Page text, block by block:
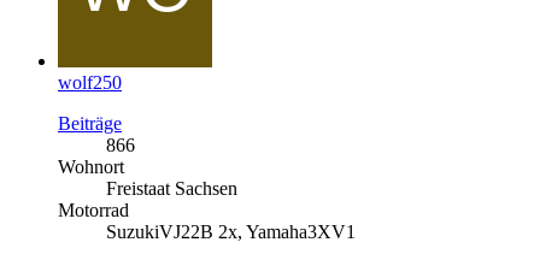
wolf250
Beiträge
866
Wohnort
Freistaat Sachsen
Motorrad
SuzukiVJ22B 2x, Yamaha3XV1